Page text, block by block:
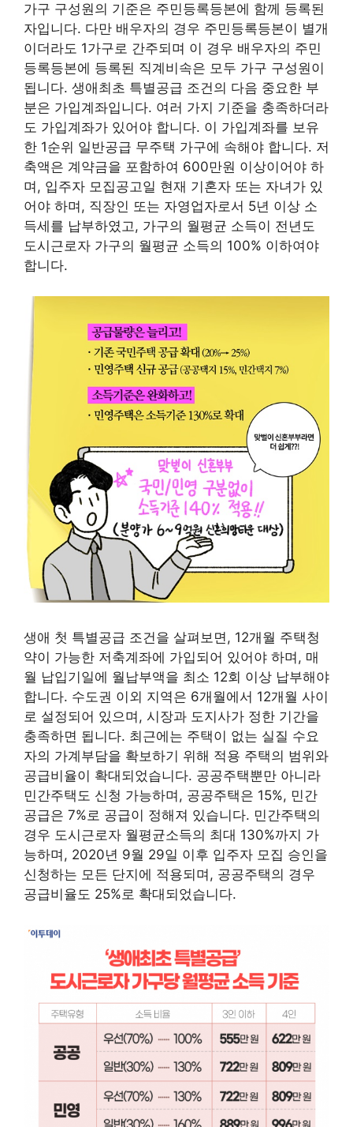
가구 구성원의 기준은 주민등록등본에 함께 등록된
자입니다. 다만 배우자의 경우 주민등록등본이 별개
이더라도 1가구로 간주되며 이 경우 배우자의 주민
등록등본에 등록된 직계비속은 모두 가구 구성원이
됩니다. 생애최초 특별공급 조건의 다음 중요한 부
분은 가입계좌입니다. 여러 가지 기준을 충족하더라
도 가입계좌가 있어야 합니다. 이 가입계좌를 보유
한 1순위 일반공급 무주택 가구에 속해야 합니다. 저
축액은 계약금을 포함하여 600만원 이상이어야 하
며, 입주자 모집공고일 현재 기혼자 또는 자녀가 있
어야 하며, 직장인 또는 자영업자로서 5년 이상 소
득세를 납부하였고, 가구의 월평균 소득이 전년도
도시근로자 가구의 월평균 소득의 100% 이하여야
합니다.
생애 첫 특별공급 조건을 살펴보면, 12개월 주택청
약이 가능한 저축계좌에 가입되어 있어야 하며, 매
월 납입기일에 월납부액을 최소 12회 이상 납부해야
합니다. 수도권 이외 지역은 6개월에서 12개월 사이
로 설정되어 있으며, 시장과 도지사가 정한 기간을
충족하면 됩니다. 최근에는 주택이 없는 실질 수요
자의 가계부담을 확보하기 위해 적용 주택의 범위와
공급비율이 확대되었습니다. 공공주택뿐만 아니라
민간주택도 신청 가능하며, 공공주택은 15%, 민간
공급은 7%로 공급이 정해져 있습니다. 민간주택의
경우 도시근로자 월평균소득의 최대 130%까지 가
능하며, 2020년 9월 29일 이후 입주자 모집 승인을
신청하는 모든 단지에 적용되며, 공공주택의 경우
공급비율도 25%로 확대되었습니다.